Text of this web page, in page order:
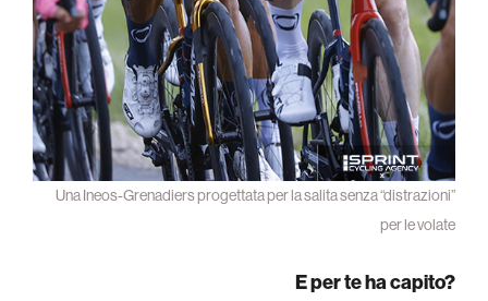
Una Ineos-Grenadiers progettata per la salita senza “distrazioni”
per le volate
E per te ha capito?